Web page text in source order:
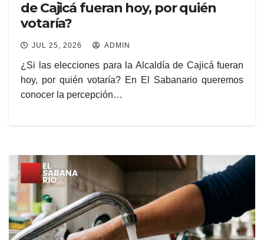
de Cajicá fueran hoy, por quién
votaría?
JUL 25, 2026 ADMIN
¿Si las elecciones para la Alcaldía de Cajicá fueran
hoy, por quién votaría? En El Sabanario queremos
conocer la percepción…